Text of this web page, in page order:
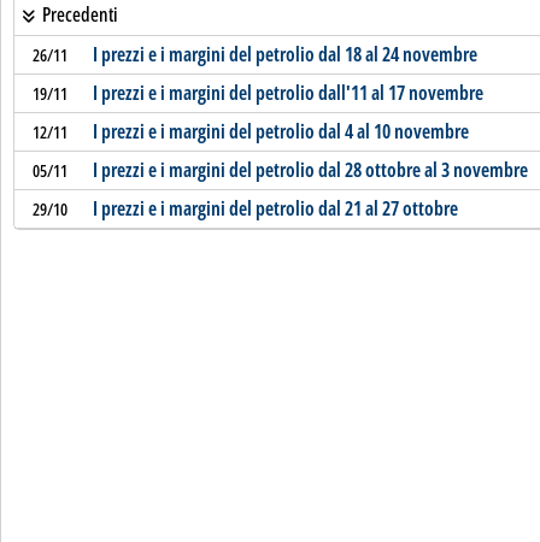
Precedenti
26/11 I prezzi e i margini del petrolio dal 18 al 24 novembre
19/11 I prezzi e i margini del petrolio dall'11 al 17 novembre
12/11 I prezzi e i margini del petrolio dal 4 al 10 novembre
05/11 I prezzi e i margini del petrolio dal 28 ottobre al 3 novembre
29/10 I prezzi e i margini del petrolio dal 21 al 27 ottobre